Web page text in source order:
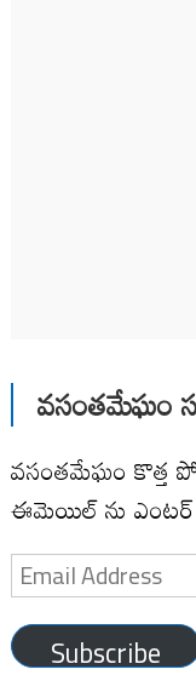
వసంతమేఘం
వసంతమేఘం కొత్త
ఈమెయిల్ ను
Email
Address
Subscribe